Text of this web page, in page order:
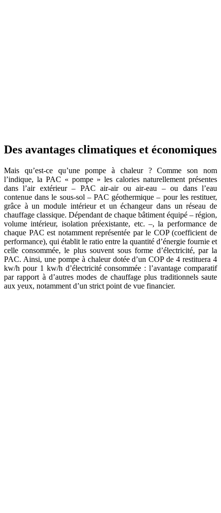
Des avantages climatiques et économiques
Mais qu’est-ce qu’une pompe à chaleur ? Comme son nom
l’indique, la PAC « pompe » les calories naturellement présentes
dans l’air extérieur – PAC air-air ou air-eau – ou dans l’eau
contenue dans le sous-sol – PAC géothermique – pour les restituer,
grâce à un module intérieur et un échangeur dans un réseau de
chauffage classique. Dépendant de chaque bâtiment équipé – région,
volume intérieur, isolation préexistante, etc. –, la performance de
chaque PAC est notamment représentée par le COP (coefficient de
performance), qui établit le ratio entre la quantité d’énergie fournie et
celle consommée, le plus souvent sous forme d’électricité, par la
PAC. Ainsi, une pompe à chaleur dotée d’un COP de 4 restituera 4
kw/h pour 1 kw/h d’électricité consommée : l’avantage comparatif
par rapport à d’autres modes de chauffage plus traditionnels saute
aux yeux, notamment d’un strict point de vue financier.